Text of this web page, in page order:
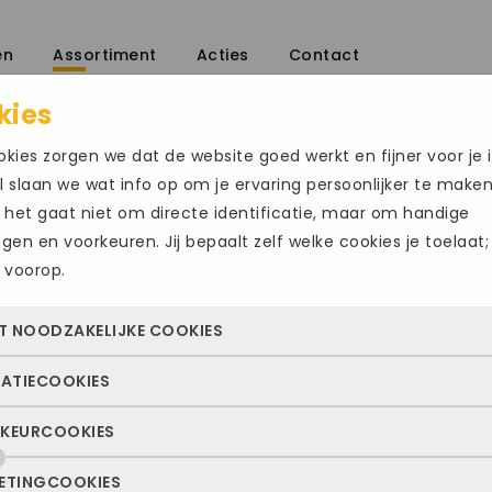
Assortiment Acties Contact
€135.00
Maat
42
44
zorgen we dat de website goed werkt en fijner voor je
slaan we wat info op om je ervaring persoonlijker te
het gaat niet om directe identificatie, maar om handige
en voorkeuren. Jij bepaalt zelf welke cookies je toelaat;
NOODZAKELIJKE COOKIES
cookies zorgen ervoor dat de website überhaupt werkt. Ze
actief en kunnen niet worden uitgezet. Meestal worden
geplaatst als jij iets doet, zoals inloggen, een formulier
opslaan. Je kunt je browser zo instellen
cookies zien we hoe vaak onze site bezocht wordt, waar
vandaan komen en welke pagina’s populair zijn. Zo